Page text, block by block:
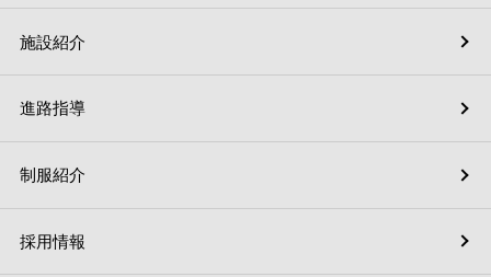
施設紹介
採用情報
進路指導
制服紹介